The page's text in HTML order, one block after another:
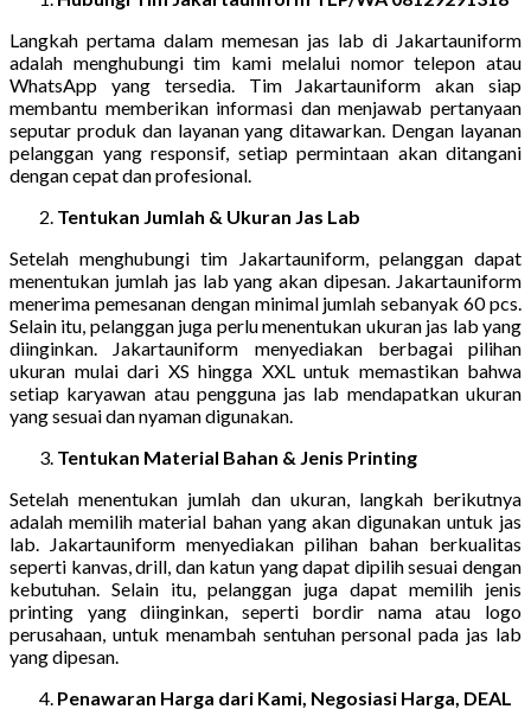
Langkah pertama dalam memesan jas lab di Jakartauniform
adalah menghubungi tim kami melalui nomor telepon atau
WhatsApp yang tersedia. Tim Jakartauniform akan siap
membantu memberikan informasi dan menjawab pertanyaan
seputar produk dan layanan yang ditawarkan. Dengan layanan
pelanggan yang responsif, setiap permintaan akan ditangani
dengan cepat dan profesional.
Tentukan Jumlah & Ukuran Jas Lab
Setelah menghubungi tim Jakartauniform, pelanggan dapat
menentukan jumlah jas lab yang akan dipesan. Jakartauniform
menerima pemesanan dengan minimal jumlah sebanyak 60 pcs.
Selain itu, pelanggan juga perlu menentukan ukuran jas lab yang
diinginkan. Jakartauniform menyediakan berbagai pilihan
ukuran mulai dari XS hingga XXL untuk memastikan bahwa
setiap karyawan atau pengguna jas lab mendapatkan ukuran
yang sesuai dan nyaman digunakan.
Tentukan Material Bahan & Jenis Printing
Setelah menentukan jumlah dan ukuran, langkah berikutnya
adalah memilih material bahan yang akan digunakan untuk jas
lab. Jakartauniform menyediakan pilihan bahan berkualitas
seperti kanvas, drill, dan katun yang dapat dipilih sesuai dengan
kebutuhan. Selain itu, pelanggan juga dapat memilih jenis
printing yang diinginkan, seperti bordir nama atau logo
perusahaan, untuk menambah sentuhan personal pada jas lab
yang dipesan.
Penawaran Harga dari Kami, Negosiasi Harga, DEAL